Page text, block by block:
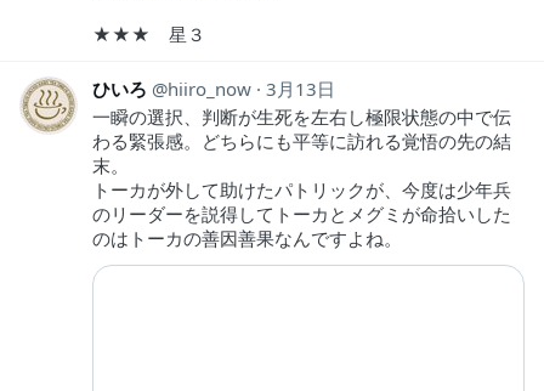
★★★ 星３
ひいろ hiiro_now 3月13日
一瞬の選択、判断が生死を左右し極限状態の中で伝
わる緊張感。どちらにも平等に訪れる覚悟の先の結
末。
トーカが外して助けたパトリックが、今度は少年兵
のリーダーを説得してトーカとメグミが命拾いした
のはトーカの善因善果なんですよね。